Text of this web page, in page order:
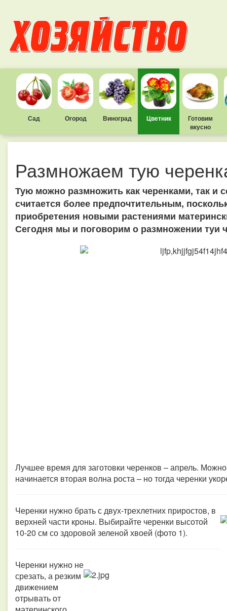
Сад Огород Виноград Цветник
Готовим
вкусно
Размножаем тую
Тую можно размножить как черенками, так и
считается более предпочтительным,
приобретения новыми растениями
Сегодня мы и поговорим о размножении туи
Лучшее время для заготовки черенков – апрель.
начинается вторая волна роста – но тогда черенки
Черенки нужно брать с двух-трехлетних приростов, в
верхней части кроны. Выбирайте черенки высотой
10-20 см со здоровой зеленой хвоей (фото 1).
Черенки нужно не
срезать, а резким
движением
отрывать от